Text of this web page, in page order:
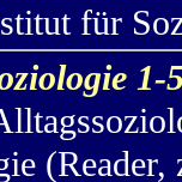
für
1-
(Reader,